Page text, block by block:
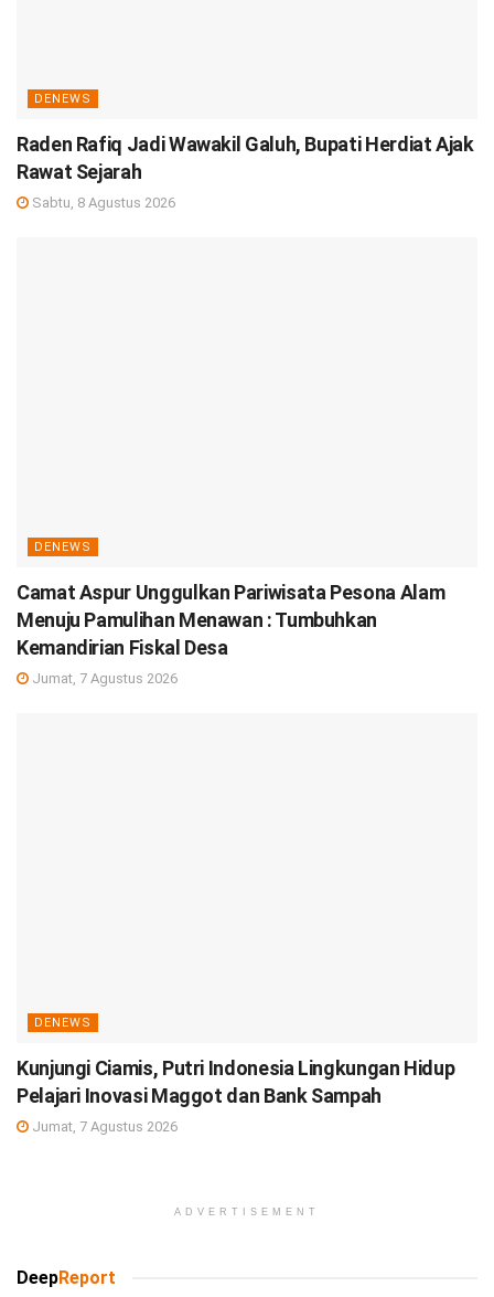
DENEWS
Raden Rafiq Jadi Wawakil Galuh, Bupati Herdiat Ajak
Rawat Sejarah
Sabtu, 8 Agustus 2026
DENEWS
Camat Aspur Unggulkan Pariwisata Pesona Alam
Menuju Pamulihan Menawan : Tumbuhkan
Kemandirian Fiskal Desa
Jumat, 7 Agustus 2026
DENEWS
Kunjungi Ciamis, Putri Indonesia Lingkungan Hidup
Pelajari Inovasi Maggot dan Bank Sampah
Jumat, 7 Agustus 2026
ADVERTISEMENT
DeepReport